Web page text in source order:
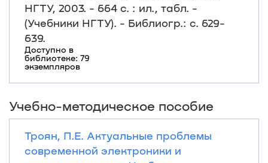
НГТУ, 2003. - 664 с. : ил., табл. -
(Учебники НГТУ). - Библиогр.: с. 629-
639.
Доступно в
библиотеке: 79
экземпляров
Учебно-методическое пособие
Троян, П.Е. Актуальные проблемы
современной электроники и